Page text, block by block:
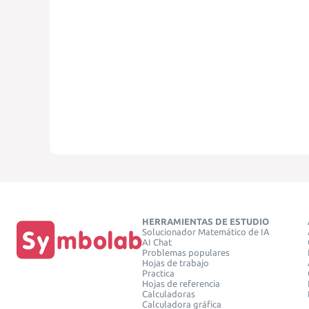
HERRAMIENTAS DE ESTUDIO
Solucionador Matemático de IA
AI Chat
Problemas populares
Hojas de trabajo
Practica
Hojas de referencia
Calculadoras
Calculadora gráfica